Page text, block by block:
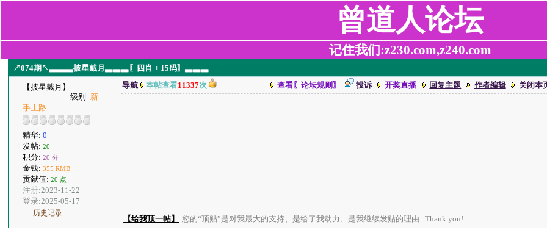
曾道人论坛
记住我们:z230.com,z240.com
↗074期↖▃▃▃披星戴月▃▃▃〖四肖 + 15码〗▃▃▃
【披星戴月】
级别: 新
手上路
精华:0
发帖:20
积分:20 分
金钱:355 RMB
贡献值:20 点
注册:2023-11-22
登录:2025-05-17
历史记录
导航 本帖查看11337次 查看〖论坛规则〗 投诉 开奖直播 回复主题 作者编辑 关闭本
【给我顶一帖】 您的“顶贴”是对我最大的支持、是给了我动力、是我继续发贴的理由...Thank you!